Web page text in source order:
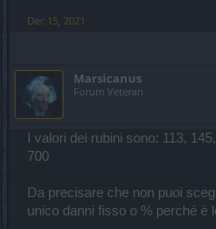
Dec 15, 2021
Marsicanus
Forum Veteran
I valori dei rubini sono: 113,
700
Da precisare che non puoi
unico danni fisso o % perché è